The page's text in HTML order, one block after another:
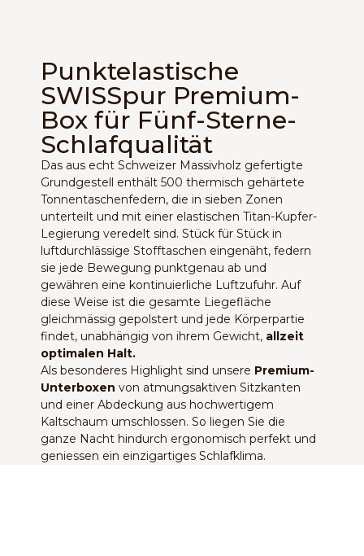
OOPS!
The Page You Requested Could Not
Found
Punktelastische
SWISSpur Premium-
Box für Fünf-Sterne-
Schlafqualität
Das aus echt Schweizer Massivholz gefertigte
Grundgestell enthält 500 thermisch gehärtete
Tonnentaschenfedern, die in sieben Zonen
unterteilt und mit einer elastischen Titan-Kupfer-
Legierung veredelt sind. Stück für Stück in
luftdurchlässige Stofftaschen eingenäht, federn
sie jede Bewegung punktgenau ab und
gewähren eine kontinuierliche Luftzufuhr. Auf
diese Weise ist die gesamte Liegefläche
gleichmässig gepolstert und jede Körperpartie
findet, unabhängig von ihrem Gewicht, allzeit
optimalen Halt.
Als besonderes Highlight sind unsere Premium-
Unterboxen von atmungsaktiven Sitzkanten
und einer Abdeckung aus hochwertigem
Kaltschaum umschlossen. So liegen Sie die
ganze Nacht hindurch ergonomisch perfekt und
geniessen ein einzigartiges Schlafklima.